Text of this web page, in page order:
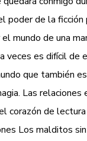
poder de la ficción
mundo de una
veces es difícil de
que también
Las
corazón de
Los malditos